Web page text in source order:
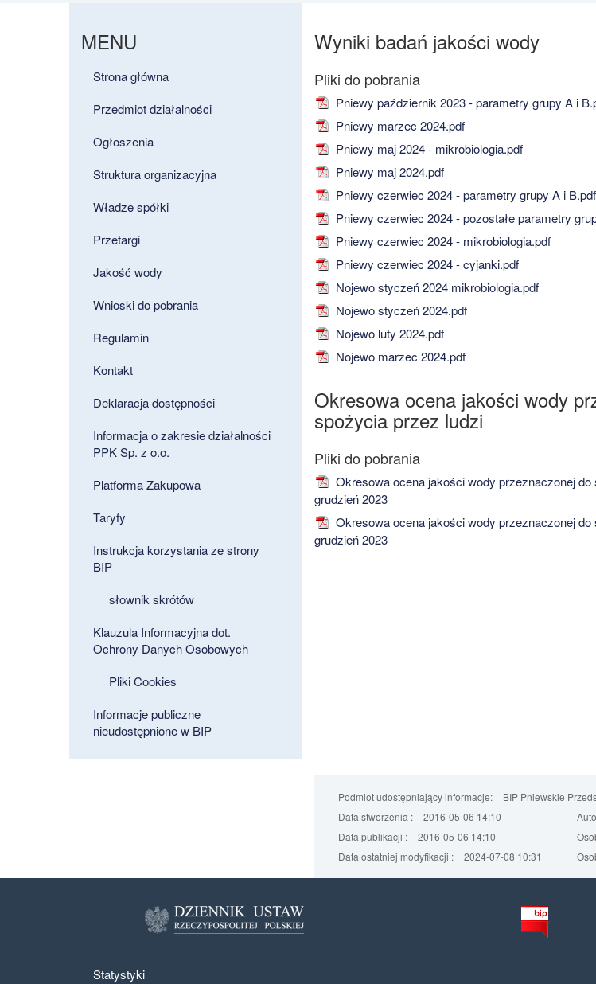
MENU
Strona główna
Przedmiot działalności
Ogłoszenia
Struktura organizacyjna
Władze spółki
Przetargi
Jakość wody
Wnioski do pobrania
Regulamin
Kontakt
Deklaracja dostępności
Informacja o zakresie działalności
PPK Sp. z o.o.
Platforma Zakupowa
Taryfy
Instrukcja korzystania ze strony
BIP
słownik skrótów
Klauzula Informacyjna dot.
Ochrony Danych Osobowych
Pliki Cookies
Informacje publiczne
nieudostępnione w BIP
Wyniki badań jakości wody
Pniewy październik 2023 - parametry grupy A i
Pniewy marzec 2024.pdf
Pniewy maj 2024 - mikrobiologia.pdf
Pniewy maj 2024.pdf
Pniewy czerwiec 2024 - parametry grupy A i B.pdf
Pniewy czerwiec 2024 - pozostałe parametry
Pniewy czerwiec 2024 - mikrobiologia.pdf
Pniewy czerwiec 2024 - cyjanki.pdf
Nojewo styczeń 2024 mikrobiologia.pdf
Nojewo styczeń 2024.pdf
Nojewo luty 2024.pdf
Nojewo marzec 2024.pdf
Okresowa ocena jakości wody
spożycia przez ludzi
Okresowa ocena jakości wody przeznaczonej
grudzień 2023
Okresowa ocena jakości wody przeznaczonej
grudzień 2023
Podmiot udostępniający informacje:
BIP Pniewskie
Data stworzenia :
2016-05-06 14:10
Data publikacji :
2016-05-06 14:10
Data ostatniej modyfikacji :
2024-07-08 10:31
Statystyki